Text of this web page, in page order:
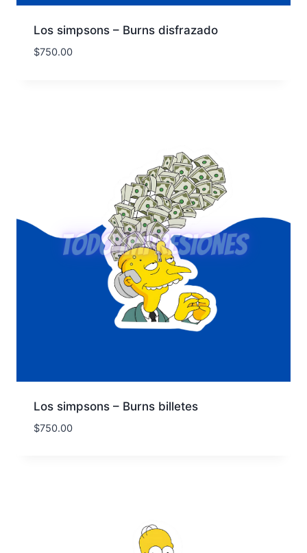
Los simpsons – Burns disfrazado
$750.00
Los simpsons – Burns billetes
$750.00